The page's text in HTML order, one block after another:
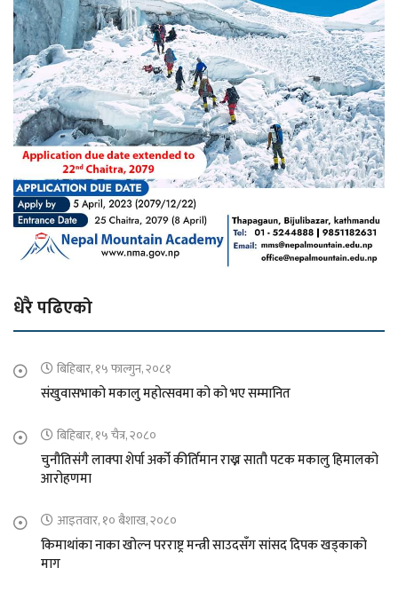
धेरै पढिएको
बिहिबार, १५ फाल्गुन, २०८१
संखुवासभाको मकालु महोत्सवमा को को भए सम्मानित
बिहिबार, १५ चैत्र, २०८०
चुनौतिसंगै लाक्पा शेर्पा अर्को कीर्तिमान राख्न सातौ पटक मकालु हिमालको
आरोहणमा
आइतवार, १० बैशाख, २०८०
किमाथांका नाका खोल्न परराष्ट्र मन्त्री साउदसँग सांसद दिपक खड्काको
माग